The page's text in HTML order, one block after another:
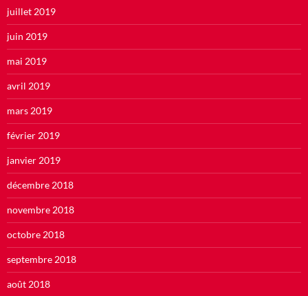
juillet 2019
juin 2019
mai 2019
avril 2019
mars 2019
février 2019
janvier 2019
décembre 2018
novembre 2018
octobre 2018
septembre 2018
août 2018